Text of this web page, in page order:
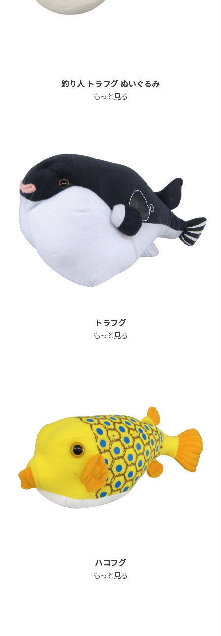
釣り人 トラフグ ぬいぐるみ
もっと見る
トラフグ
もっと見る
ハコフグ
もっと見る